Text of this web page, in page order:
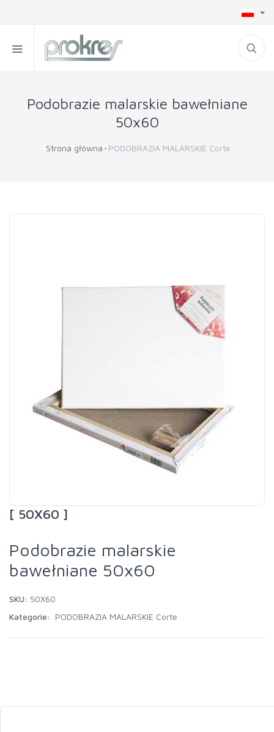
Podobrazie malarskie bawełniane
50x60
Strona główna PODOBRAZIA MALARSKIE Corte
[ 50X60 ]
Podobrazie malarskie
bawełniane 50x60
SKU: 50X60
Kategorie:
PODOBRAZIA MALARSKIE Corte